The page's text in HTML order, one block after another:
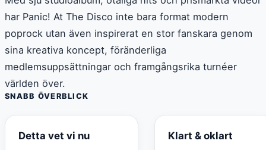
har Panic! At The Disco inte bara format modern
poprock utan även inspirerat en stor fanskara genom
sina kreativa koncept, föränderliga
medlemsuppsättningar och framgångsrika turnéer
världen över.
SNABB ÖVERBLICK
Detta vet vi nu
Klart & oklart